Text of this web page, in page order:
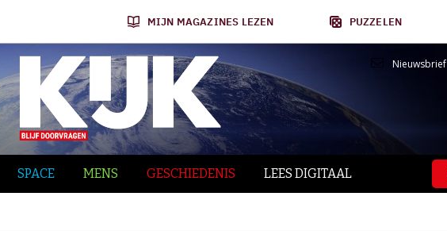
MIJN MAGAZINES LEZEN PUZZELEN
Nieuwsbrief
SPACE MENS GESCHIEDENIS LEES DIGITAAL